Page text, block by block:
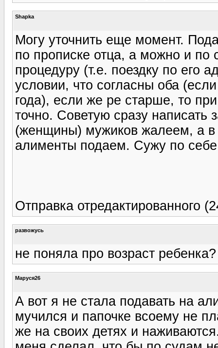
Shapka
Могу уточнить еще момент.
по прописке отца, а можно и по
процедуру (т.е. поездку по его
условии, что согласны оба
года), если же ре старше, то
точно. Советую сразу
(женщины) мужиков жалеем, а в
алименты подаем. Сужу по
Отправка отредактированного
развожусь
не поняла про возраст
Маруся26
А вот я не стала подавать на
мучился и папочке всоему не
же на своих детях и